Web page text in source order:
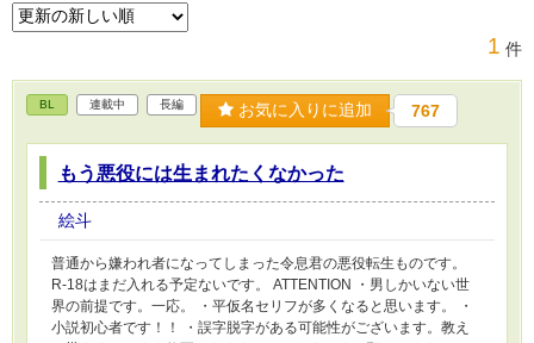
1 件
BL 連載中 長編 お気に入りに追加 767
もう悪役には生まれたくなかった
絵斗
普通から嫌われ者になってしまった令息君の悪役転生ものです。
R-18はまだ入れる予定ないです。 ATTENTION ・男しかいない世
界の前提です。一応。 ・平仮名セリフが多くなると思います。 ・
小説初心者です！！ ・誤字脱字がある可能性がございます。教え